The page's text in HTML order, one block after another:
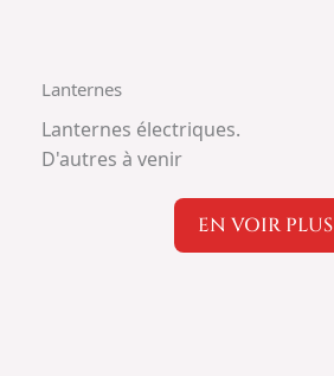
Lanternes
Lanternes électriques.
D'autres à venir
EN VOIR PLUS